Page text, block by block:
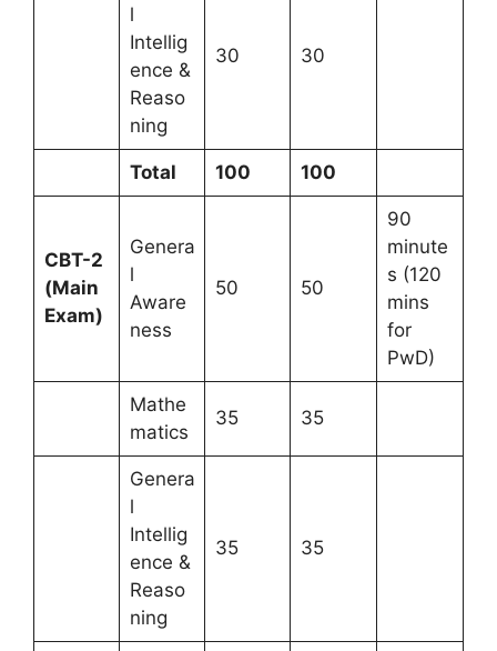
l
Intellig
ence &
Reaso
ning
30 30
Total 100 100
CBT-2
(Main
Exam)
Genera
l
Aware
ness
50 50
90
minute
s (120
mins
for
PwD)
Mathe
matics
35 35
Genera
l
Intellig
ence &
Reaso
ning
35 35